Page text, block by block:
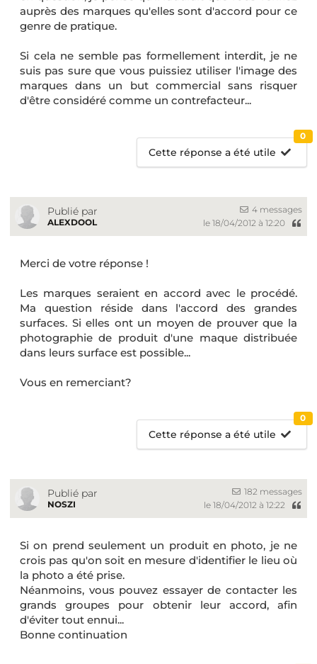
auprès des marques qu'elles sont d'accord pour ce
genre de pratique.
Si cela ne semble pas formellement interdit, je ne
suis pas sure que vous puissiez utiliser l'image des
marques dans un but commercial sans risquer
d'être considéré comme un contrefacteur...
Cette réponse a été utile
0
Publié par
ALEXDOOL
4 messages
le 18/04/2012 à 12:20
Merci de votre réponse !
Les marques seraient en accord avec le procédé.
Ma question réside dans l'accord des grandes
surfaces. Si elles ont un moyen de prouver que la
photographie de produit d'une maque distribuée
dans leurs surface est possible...
Vous en remerciant?
Cette réponse a été utile
0
Publié par
NOSZI
182 messages
le 18/04/2012 à 12:22
Si on prend seulement un produit en photo, je ne
crois pas qu'on soit en mesure d'identifier le lieu où
la photo a été prise.
Néanmoins, vous pouvez essayer de contacter les
grands groupes pour obtenir leur accord, afin
d'éviter tout ennui...
Bonne continuation